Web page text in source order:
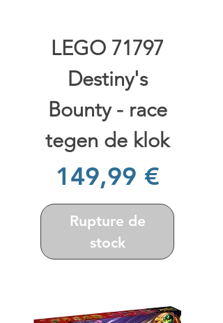
LEGO 71797
Destiny's
Bounty - race
tegen de klok
Prix
149,99 €
Rupture de
stock